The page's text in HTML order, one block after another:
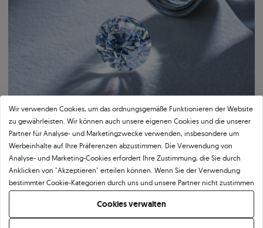
Perfekt aufeinander abgestimmter Schmuck
Schaffen Sie ein einzigartiges Set, das zu Ihrem Verlobungsring passt.
Wählen Sie Ohrringe, Anhänger oder Eheringe aus der Kollektion.
Bestätigte Qualität von SAVICKI
Unser Qualitätszertifikat garantiert Authentizität und höchsten
Ausführungsstandard. Das Dokument beschreibt detailliert die wichtigsten
Wir verwenden Cookies, um das ordnungsgemäße Funktionieren der Website
zu gewährleisten. Wir können auch unsere eigenen Cookies und die unserer
Partner für Analyse- und Marketingzwecke verwenden, insbesondere um
Werbeinhalte auf Ihre Präferenzen abzustimmen. Die Verwendung von
Analyse- und Marketing-Cookies erfordert Ihre Zustimmung, die Sie durch
Anklicken von "Akzeptieren" erteilen können. Wenn Sie der Verwendung
bestimmter Cookie-Kategorien durch uns und unsere Partner nicht zustimmen
möchten, klicken Sie auf "Lassen Sie mich wählen" und bestimmen Sie Ihre
Präferenzen. Sie können Ihre Zustimmung jederzeit widerrufen, indem Sie
Ihre Cookie-Einstellungen ändern.
Cookies verwalten